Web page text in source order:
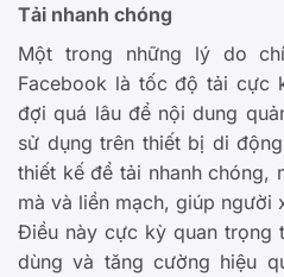
Tải nhanh chóng
Một trong những lý do
Facebook là tốc độ tải cực
đợi quá lâu để nội dung
sử dụng trên thiết bị di
thiết kế để tải nhanh chóng,
mà và liền mạch, giúp người
Điều này cực kỳ quan trọng
dùng và tăng cường hiệu